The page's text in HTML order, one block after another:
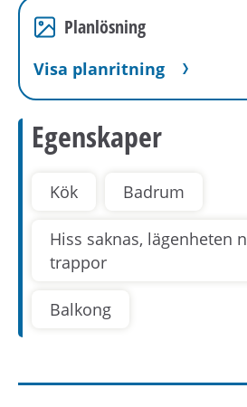
Planlösning
Visa planritning
Egenskaper
Kök Badrum
Hiss saknas, lägenheten
trappor
Balkong